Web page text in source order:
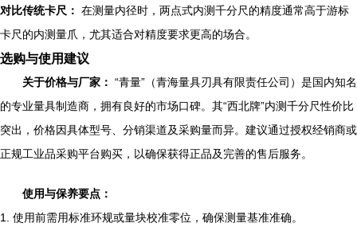
对比传统卡尺： 在测量内径时，两点式内测千分尺的精度通常高于游标
卡尺的内测量爪，尤其适合对精度要求更高的场合。
选购与使用建议
关于价格与厂家： “青量”（青海量具刃具有限责任公司）是国内知名
的专业量具制造商，拥有良好的市场口碑。其“西北牌”内测千分尺性价比
突出，价格因具体型号、分销渠道及采购量而异。建议通过授权经销商或
正规工业品采购平台购买，以确保获得正品及完善的售后服务。
使用与保养要点：
1. 使用前需用标准环规或量块校准零位，确保测量基准准确。